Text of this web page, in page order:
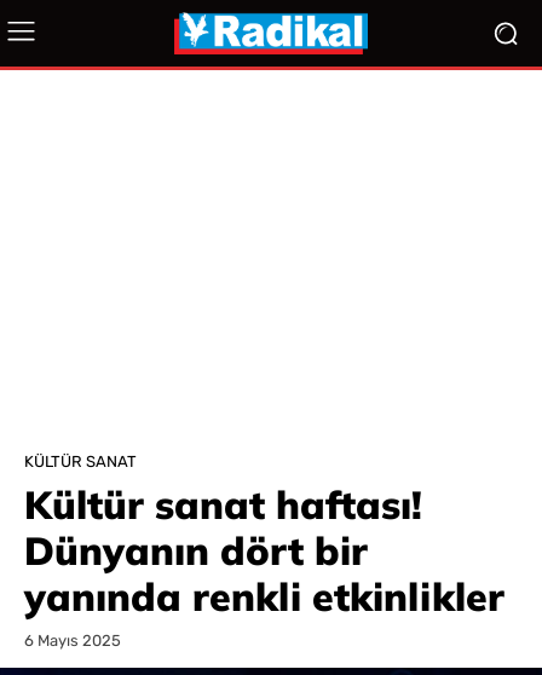
KÜLTÜR SANAT
Kültür sanat haftası!
Dünyanın dört bir
yanında renkli etkinlikler
6 Mayıs 2025